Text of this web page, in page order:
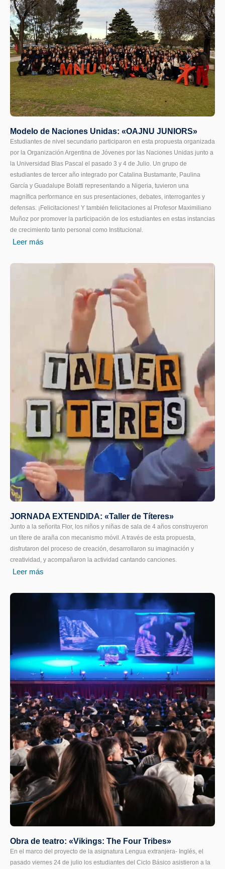
Modelo de Naciones Unidas: «OAJNU JUNIORS»
Estudiantes de nivel secundario participaron en esta propuesta organizada
por la Organización Argentina de Jóvenes por las Naciones Unidas junto a
la Universidad Blas Pascal el pasado 3 y 4 de Julio. Un grupo de
estudiantes de tercer año integrado por Catalina Bustamante, Paulina
García y Guadalupe Bolatti representando a Nigeria, tuvieron una
magnífica performance en sus presentaciones, debates, interrogantes y
defensas. ¡Felicitaciones! Y también felicitaciones al Profesor Maximiliano
Muñoz por promover la participación de los estudiantes en estas instancias
de crecimiento tanto personal como Institucional.
Leer más
JORNADA EXTENDIDA: «Taller de Títeres»
Junto a la señorita Flor, los niños y niñas de sala de 4 años construyeron
un títere de araña con mecanismo móvil. A través de esta propuesta,
disfrutaron del proceso de creación, desarrollaron su imaginación y
creatividad, y acompañaron la actividad cantando canciones.
Leer más
Obra de teatro: «Vikings: The Four Tribes»
En el marco del proyecto de la asignatura Lengua extranjera- Inglés, el
pasado viernes 24 de julio los estudiantes del Ciclo Básico asistieron a la